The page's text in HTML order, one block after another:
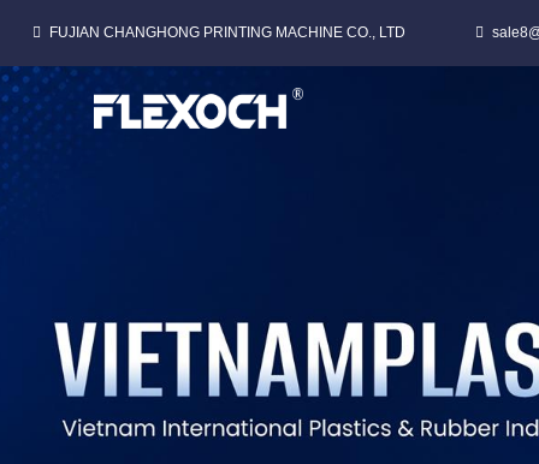
FUJIAN CHANGHONG PRINTING MACHINE CO., LTD